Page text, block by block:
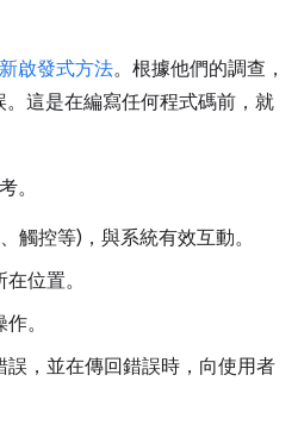
啟發式方法。根據他們的調查，
這是在編寫任何程式碼前，就
。
觸控等)，與系統有效互動。
位置。
。
，並在傳回錯誤時，向使用者